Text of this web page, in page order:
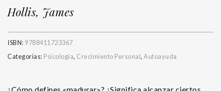
Hollis, James
ISBN: 9788411723367
Categorías: Psicología, Crecimiento Personal, Autoayuda